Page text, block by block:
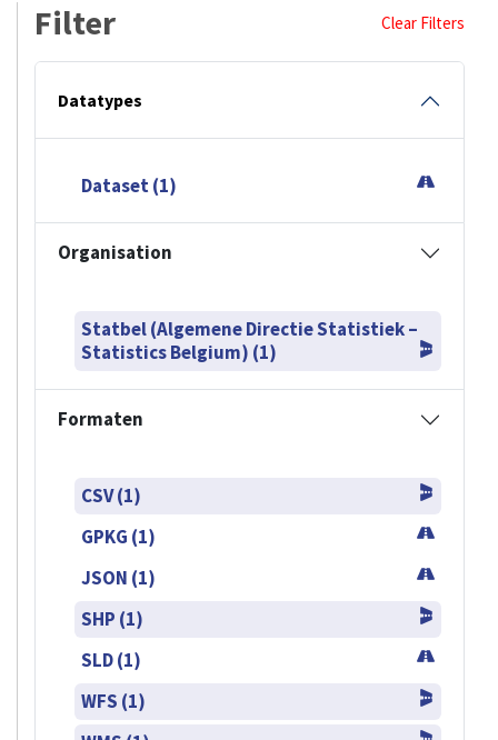
Filter Clear Filters
Datatypes
Dataset (1)
Organisation
Statbel (Algemene Directie Statistiek –
Statistics Belgium) (1)
Formaten
CSV (1)
GPKG (1)
JSON (1)
SHP (1)
SLD (1)
WFS (1)